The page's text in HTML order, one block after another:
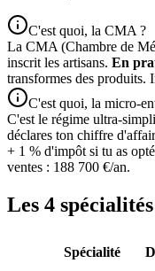
C'est quoi, la CMA ?
La CMA (Chambre de
inscrit les artisans. En
transformes des produits.
C'est quoi, la micro-
C'est le régime ultra-
déclares ton chiffre
+ 1 % d'impôt si tu as
ventes : 188 700 €/an.
Les 4
Spécialité